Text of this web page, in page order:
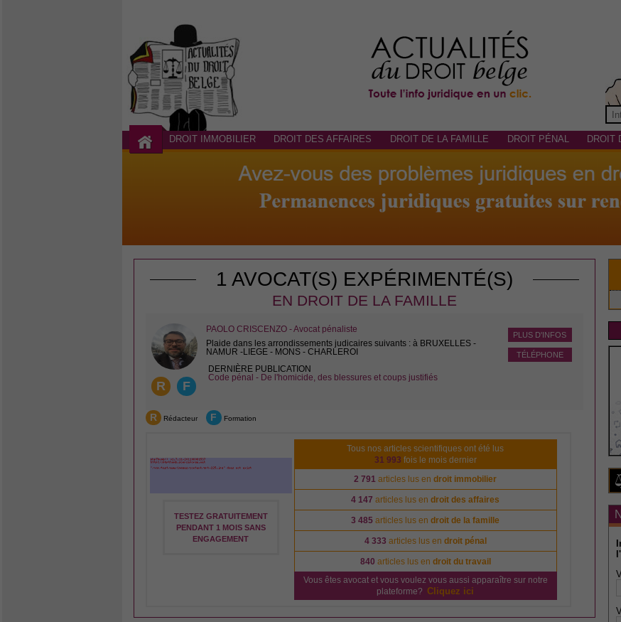
DROIT IMMOBILIER DROIT DES AFFAIRES DROIT DE LA FAMILLE DROIT PÉNAL DROIT
1 AVOCAT(S) EXPÉRIMENTÉ(S)
EN DROIT DE LA FAMILLE
R F
PLUS D'INFOS
TÉLÉPHONE
PAOLO CRISCENZO - Avocat pénaliste
Plaide dans les arrondissements judicaires suivants : à BRUXELLES -
NAMUR -LIEGE - MONS - CHARLEROI
DERNIÈRE PUBLICATION
Code pénal - De l'homicide, des blessures et coups justifiés
R Rédacteur F Formation
TESTEZ GRATUITEMENT
PENDANT 1 MOIS SANS
ENGAGEMENT
Tous nos articles scientifiques ont été lus
31 993 fois le mois dernier
2 791 articles lus endroit immobilier
4 147 articles lus endroit des affaires
3 485 articles lus endroit de la famille
4 333 articles lus en droit pénal
840 articles lus en droit du travail
Vous êtes avocat et vous voulez vous aussi apparaître sur notre
plateforme? Cliquez ici